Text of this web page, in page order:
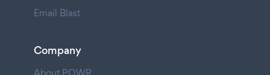
Email Blast
Company